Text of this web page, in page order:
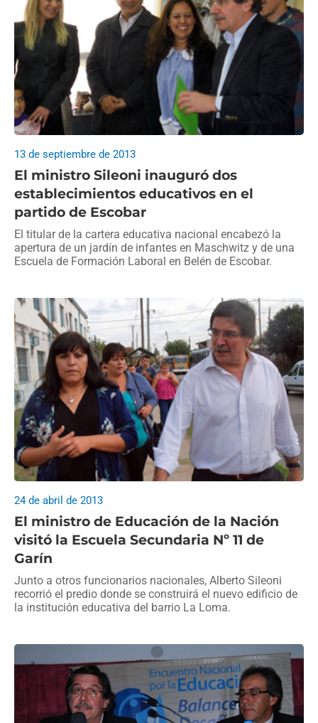
El ministro Sileoni inauguró dos
establecimientos educativos en el
partido de Escobar
13 de septiembre de 2013
El titular de la cartera educativa nacional encabezó la
apertura de un jardín de infantes en Maschwitz y de una
Escuela de Formación Laboral en Belén de Escobar.
El ministro de Educación de la Nación
visitó la Escuela Secundaria Nº 11 de
Garín
24 de abril de 2013
Junto a otros funcionarios nacionales, Alberto Sileoni
recorrió el predio donde se construirá el nuevo edificio de
la institución educativa del barrio La Loma.